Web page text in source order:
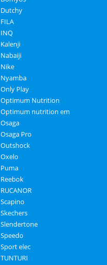
Dutchy
FILA
INQ
Kalenji
Nabaiji
Nike
Nyamba
Only Play
Optimum Nutrition
Optimum nutrition em
Osaga
Osaga Pro
Outshock
Oxelo
Puma
Reebok
RUCANOR
Scapino
Skechers
Slendertone
Speedo
Sport elec
TUNTURI